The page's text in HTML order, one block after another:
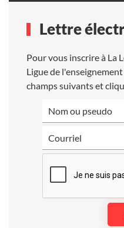
Lettre
Pour vous inscrire à La
Ligue de
champs suivants et